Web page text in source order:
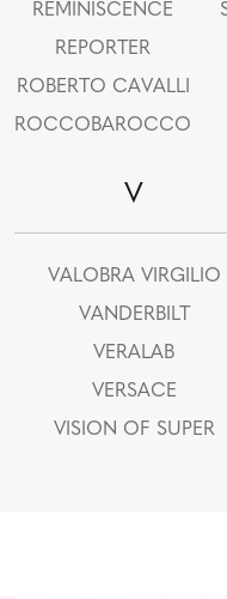
REMINISCENCE
REPORTER
ROBERTO CAVALLI
ROCCOBAROCCO
V
VALOBRA VIRGILIO
VANDERBILT
VERALAB
VERSACE
VISION OF SUPER